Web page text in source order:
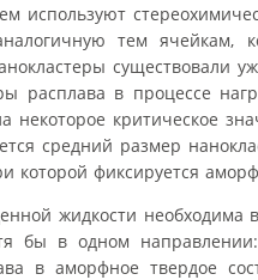
используют
тем ячейкам,
существовали
расплава в процессе
некоторое критическое
средний размер
фиксируется
жидкости необходима
бы в одном
в аморфное твердое